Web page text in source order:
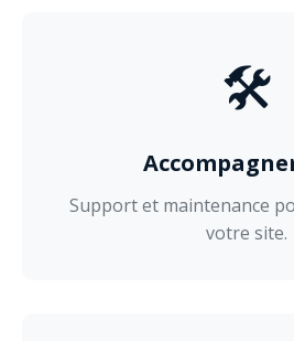
🛠️
Support et maintenance
votre site.